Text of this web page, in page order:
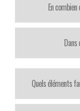
En
Dans
Quels éléments